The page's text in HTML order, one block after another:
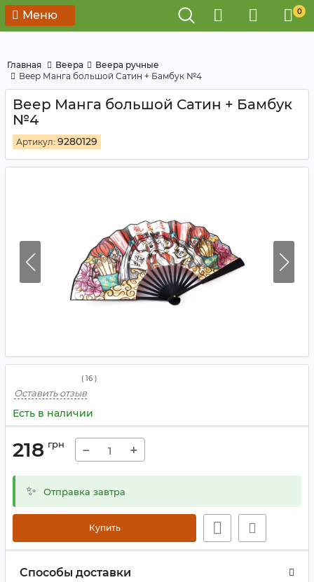
Меню 0
Главная Веера
Веера ручные
Веер Манга большой Сатин + Бамбук №4
Веер Манга большой Сатин + Бамбук
№4
Артикул: 9280129
( 16 )
Оставить отзыв
Есть в наличии
218 грн − +
✨ Отправка завтра
Купить
Способы доставки